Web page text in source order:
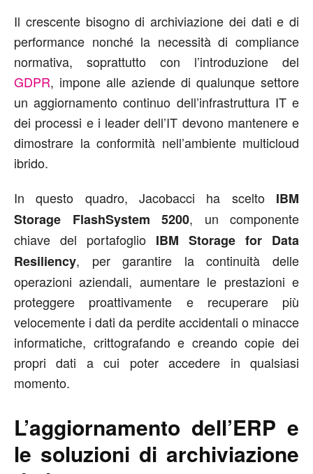
Il crescente bisogno di archiviazione dei dati e di
performance nonché la necessità di compliance
normativa, soprattutto con l’introduzione del
GDPR, impone alle aziende di qualunque settore
un aggiornamento continuo dell’infrastruttura IT e
dei processi e i leader dell’IT devono mantenere e
dimostrare la conformità nell’ambiente multicloud
ibrido.
In questo quadro, Jacobacci ha scelto IBM
Storage FlashSystem 5200, un componente
chiave del portafoglio IBM Storage for Data
Resiliency, per garantire la continuità delle
operazioni aziendali, aumentare le prestazioni e
proteggere proattivamente e recuperare più
velocemente i dati da perdite accidentali o minacce
informatiche, crittografando e creando copie dei
propri dati a cui poter accedere in qualsiasi
momento.
L’aggiornamento dell’ERP e
le soluzioni di archiviazione